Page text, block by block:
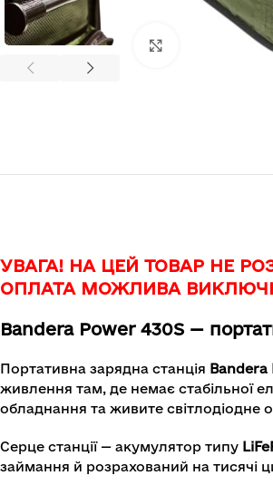
Клацніть, щоб
УВАГА! НА ЦЕЙ ТОВАР НЕ
ОПЛАТА МОЖЛИВА
Bandera Power 430S —
Портативна зарядна станція Bandera
живлення там, де немає стабільної
обладнання та живите світлодіодне
Серце станції — акумулятор типу
займання й розрахований на тисячі